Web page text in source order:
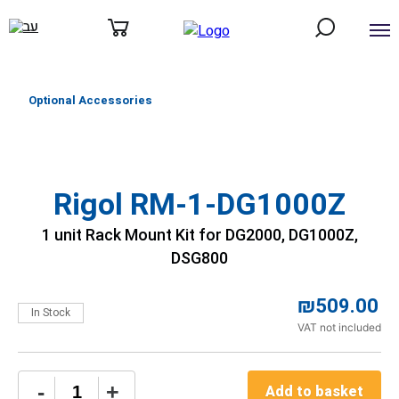
לתוכן
Optional Accessories
Rigol RM-1-DG1000Z
1 unit Rack Mount Kit for DG2000, DG1000Z,
DSG800
₪509.00
VAT not included
In Stock
-
Rigol
+ Add to basket